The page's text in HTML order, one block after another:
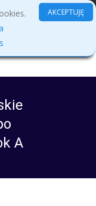
A
AKCEPTUJĘ